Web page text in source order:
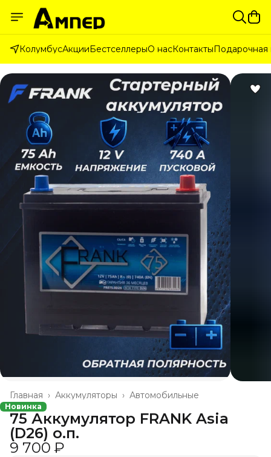
КолумбусАкцииБестселлерыО насКонтактыПодарочная
Автомобильные
Аккумуляторы ›
Главная ›
Новинка
75 Аккумулятор FRANK Asia
(D26) о.п.
9 700 ₽